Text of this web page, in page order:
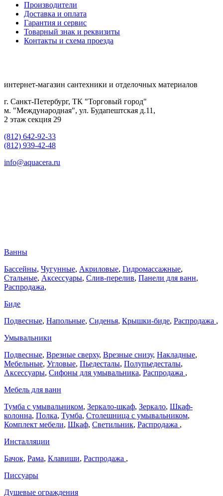
Производители
Доставка и оплата
Гарантия и сервис
Товарный знак и реквизиты
Контакты и схема проезда
интернет-магазин сантехники и отделочных материалов
г. Санкт-Петербург, ТК "Торговый город"
м. "Международная", ул. Будапештская д.11,
2 этаж секция 29
(812) 642-92-33
(812) 939-42-48
info@aquacera.ru
Ванны
Бассейны, Чугунные, Акриловые, Гидромассажные,
Стальные, Аксессуары, Слив-перелив, Панели для ванн,
Распродажа,
Биде
Подвесные, Напольные, Сиденья, Крышки-биде, Распродажа ,
Умывальники
Подвесные, Врезные сверху, Врезные снизу, Накладные,
Мебельные, Угловые, Пьедесталы, Полупьедесталы,
Аксессуары, Сифоны для умывальника, Распродажа ,
Мебель для ванн
Тумба с умывальником, Зеркало-шкаф, Зеркало, Шкаф-
колонна, Полка, Тумба, Столешница с умывальником,
Комплект мебели, Шкаф, Светильник, Распродажа ,
Инсталляции
Бачок, Рама, Клавиши, Распродажа ,
Писсуары
Душевые ограждения